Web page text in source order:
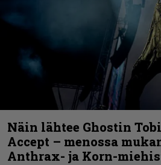
Näin lähtee Ghostin
Accept – menossa
Anthrax- ja Korn-